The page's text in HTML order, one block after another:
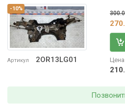
-10%
Артикул 2OR13LG01